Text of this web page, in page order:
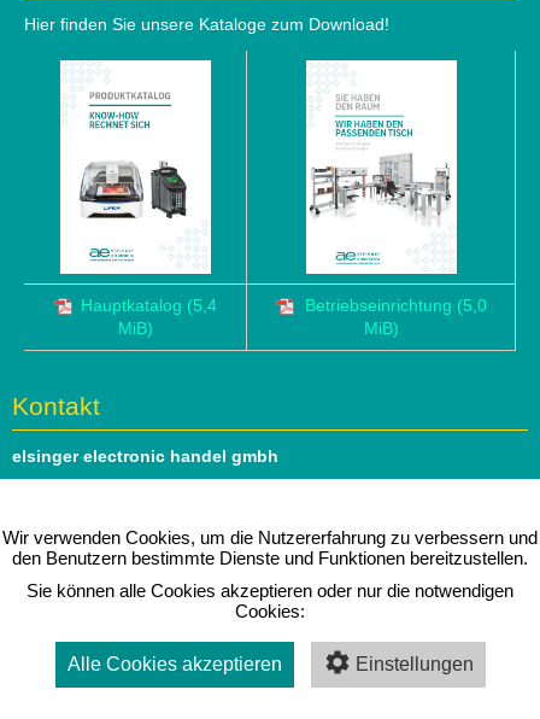
Wir verwenden Cookies, um die Nutzererfahrung zu verbessern und
den Benutzern bestimmte Dienste und Funktionen bereitzustellen.
Sie können alle Cookies akzeptieren oder nur die notwendigen
Cookies:
Alle Cookies akzeptieren Einstellungen
Hier finden Sie unsere Kataloge zum Download!
Hauptkatalog (5,4
MiB)
Betriebseinrichtung (5,0
MiB)
Kontakt
elsinger electronic handel gmbh
1140 Wien
Tel: 01 979 46 51
⇒ Folgen Sie uns auflinkedIn
Kontakt